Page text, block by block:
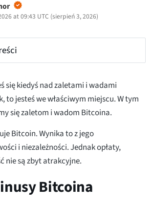
at 09:43 UTC (sierpień 3, 2026)
się kiedyś nad zaletami i wadami
to jesteś we właściwym miejscu. W tym
się zaletom i wadom Bitcoina.
Bitcoin. Wynika to z jego
i niezależności. Jednak opłaty,
nie są zbyt atrakcyjne.
Bitcoina